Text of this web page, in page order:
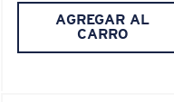
AGREGAR AL
CARRO